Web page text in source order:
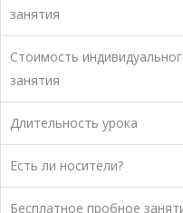
занятия
Стоимость
занятия
Длительность урока
Есть ли носители?
Бесплатное пробное